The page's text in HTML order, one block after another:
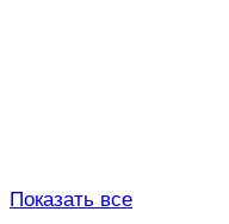
Показать все